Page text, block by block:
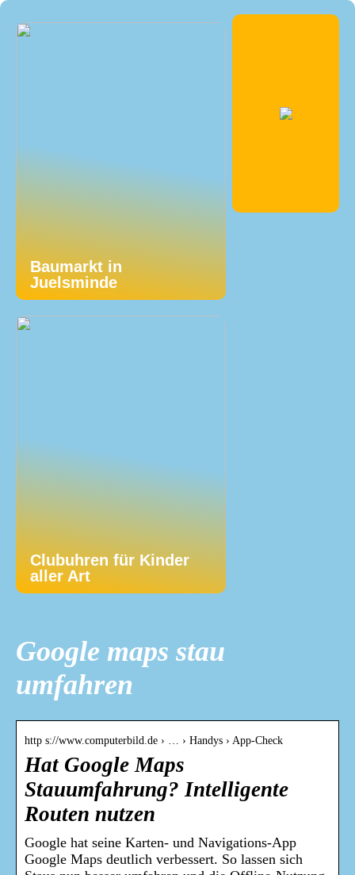
Baumarkt in
Juelsminde
Clubuhren für Kinder
aller Art
Google maps stau
umfahren
http s://www.computerbild.de › … › Handys › App-Check
Hat Google Maps
Stauumfahrung? Intelligente
Routen nutzen
Google hat seine Karten- und Navigations-App
Google Maps deutlich verbessert. So lassen sich